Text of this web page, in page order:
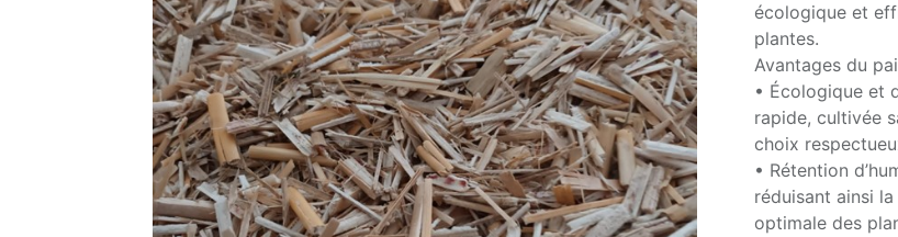
écologique et
plantes.
Avantages du
• Écologique et
rapide, cultivée
choix
• Rétention
réduisant ainsi
optimale des